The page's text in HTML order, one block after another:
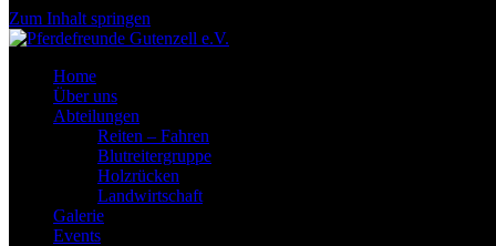
Zum Inhalt springen
Home
Über uns
Abteilungen
Reiten – Fahren
Blutreitergruppe
Holzrücken
Landwirtschaft
Galerie
Events